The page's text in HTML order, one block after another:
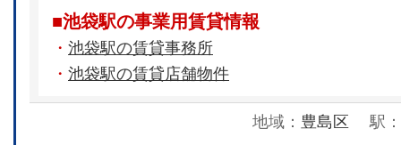
■池袋駅の事業用賃貸情報
・ 池袋駅の賃貸事務所
・ 池袋駅の賃貸店舗物件
地域： 豊島区 駅：